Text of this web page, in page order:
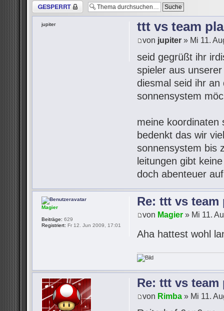
Thema gesperrt
ttt vs team
von jupiter » Mi 11.
seid gegrüßt ihr
spieler aus
diesmal seid ihr
sonnensystem
meine koordinaten
bedenkt das wir
sonnensystem bis
leitungen gibt
doch abenteuer
jupiter
Re: ttt vs team
von Magier » Mi 11.
Aha hattest wohl
Magier
Beiträge: 629
Registriert: Fr 12. Jun 2009, 17:01
Re: ttt vs team
von Rimba » Mi 11.